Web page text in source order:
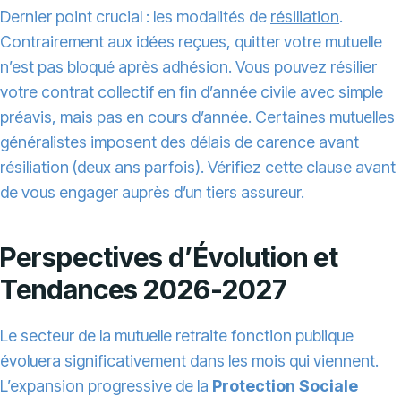
Dernier point crucial : les modalités de résiliation.
Contrairement aux idées reçues, quitter votre mutuelle
n’est pas bloqué après adhésion. Vous pouvez résilier
votre contrat collectif en fin d’année civile avec simple
préavis, mais pas en cours d’année. Certaines mutuelles
généralistes imposent des délais de carence avant
résiliation (deux ans parfois). Vérifiez cette clause avant
de vous engager auprès d’un tiers assureur.
Perspectives d’Évolution et
Tendances 2026-2027
Le secteur de la mutuelle retraite fonction publique
évoluera significativement dans les mois qui viennent.
L’expansion progressive de la Protection Sociale